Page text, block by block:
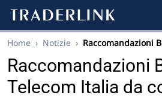
Home › Notizie › Raccomandazioni
Raccomandazioni
Telecom Italia da